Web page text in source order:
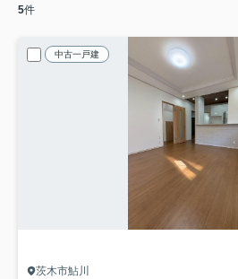
5件
中古一戸建
茨木市鮎川